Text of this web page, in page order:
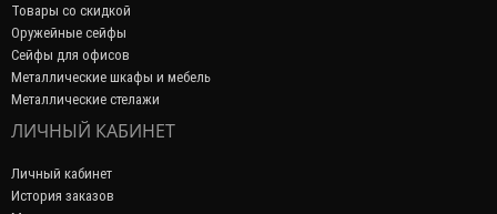
Товары со скидкой
Оружейные сейфы
Сейфы для офисов
Металлические шкафы и мебель
Металлические стелажи
ЛИЧНЫЙ КАБИНЕТ
Личный кабинет
История заказов